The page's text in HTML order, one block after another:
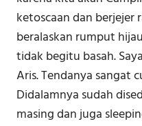
ketoscaan dan berjejer
beralaskan rumput
tidak begitu basah.
Aris. Tendanya sangat
Didalamnya sudah
masing dan juga